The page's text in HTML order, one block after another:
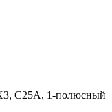
С25A, 1-полюсный